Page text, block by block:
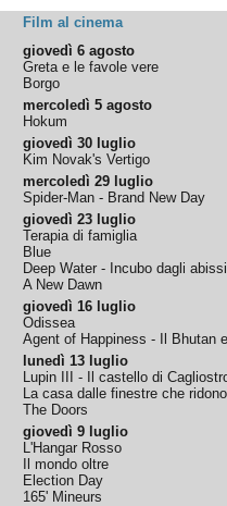
Film al cinema
giovedì 6 agosto
Greta e le favole vere
Borgo
mercoledì 5 agosto
Hokum
giovedì 30 luglio
Kim Novak's Vertigo
mercoledì 29 luglio
Spider-Man - Brand New Day
giovedì 23 luglio
Terapia di famiglia
Blue
Deep Water - Incubo dagli abissi
A New Dawn
giovedì 16 luglio
Odissea
Agent of Happiness - Il Bhutan
lunedì 13 luglio
Lupin III - Il castello di
La casa dalle finestre che ridono
The Doors
giovedì 9 luglio
L'Hangar Rosso
Il mondo oltre
Election Day
165' Mineurs